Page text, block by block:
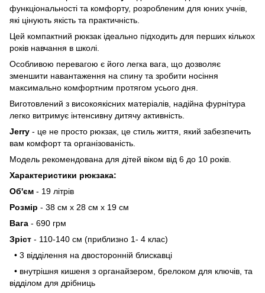
функціональності та комфорту, розробленим для юних учнів,
які цінують якість та практичність.
Цей компактний рюкзак ідеально підходить для перших кількох
років навчання в школі.
Особливою перевагою є його легка вага, що дозволяє
зменшити навантаження на спину та зробити носіння
максимально комфортним протягом усього дня.
Виготовлений з високоякісних матеріалів, надійна фурнітура
легко витримує інтенсивну дитячу активність.
Jerry - це не просто рюкзак, це стиль життя, який забезпечить
вам комфорт та організованість.
Модель рекомендована для дітей віком від 6 до 10 років.
Характеристики рюкзака:
Об'єм - 19 літрів
Розмір - 38 см х 28 см х 19 см
Вага - 690 грм
Зріст - 110-140 см (приблизно 1- 4 клас)
• 3 відділення на двосторонній блискавці
• внутрішня кишеня з органайзером, брелоком для ключів, та
відділом для дрібниць